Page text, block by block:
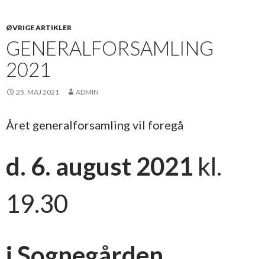
ØVRIGE ARTIKLER
GENERALFORSAMLING
2021
25. MAJ 2021 ADMIN
Året generalforsamling vil foregå
d. 6. august 2021 kl.
19.30